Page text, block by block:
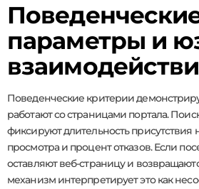
параметры и
Поведенческие критерии
работают со страницами портала.
фиксируют длительность присутствия
просмотра и процент отказов. Если
оставляют веб-страницу и
механизм интерпретирует это как